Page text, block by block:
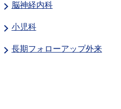
脳神経内科
小児科
長期フォローアップ外来